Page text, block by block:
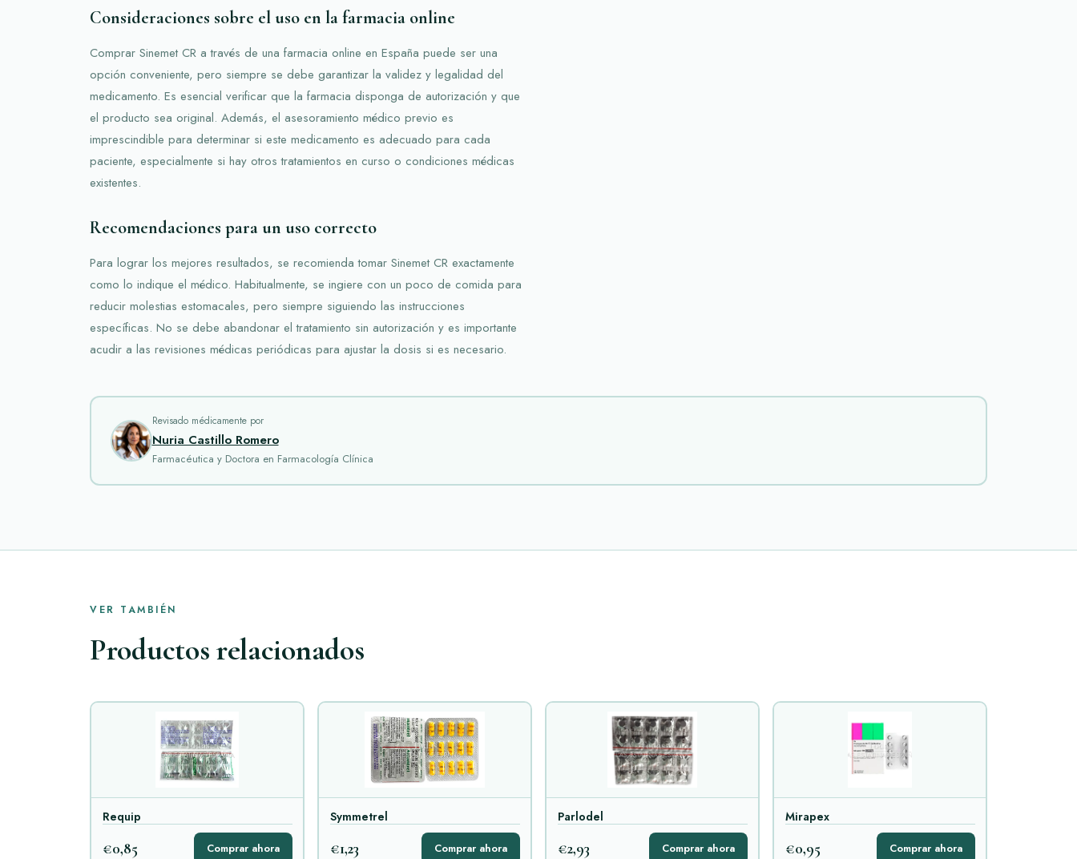
Consideraciones sobre el uso en la farmacia online
Comprar Sinemet CR a través de una farmacia online en España puede ser una
opción conveniente, pero siempre se debe garantizar la validez y legalidad del
medicamento. Es esencial verificar que la farmacia disponga de autorización y que
el producto sea original. Además, el asesoramiento médico previo es
imprescindible para determinar si este medicamento es adecuado para cada
paciente, especialmente si hay otros tratamientos en curso o condiciones médicas
existentes.
Recomendaciones para un uso correcto
Para lograr los mejores resultados, se recomienda tomar Sinemet CR exactamente
como lo indique el médico. Habitualmente, se ingiere con un poco de comida para
reducir molestias estomacales, pero siempre siguiendo las instrucciones
específicas. No se debe abandonar el tratamiento sin autorización y es importante
acudir a las revisiones médicas periódicas para ajustar la dosis si es necesario.
Revisado médicamente por
Nuria Castillo Romero
Farmacéutica y Doctora en Farmacología Clínica
VER TAMBIÉN
Productos relacionados
Requip
€0,85 Comprar ahora
Symmetrel
€1,23 Comprar ahora
Parlodel
€2,93 Comprar ahora
Mirapex
€0,95 Comprar ahora